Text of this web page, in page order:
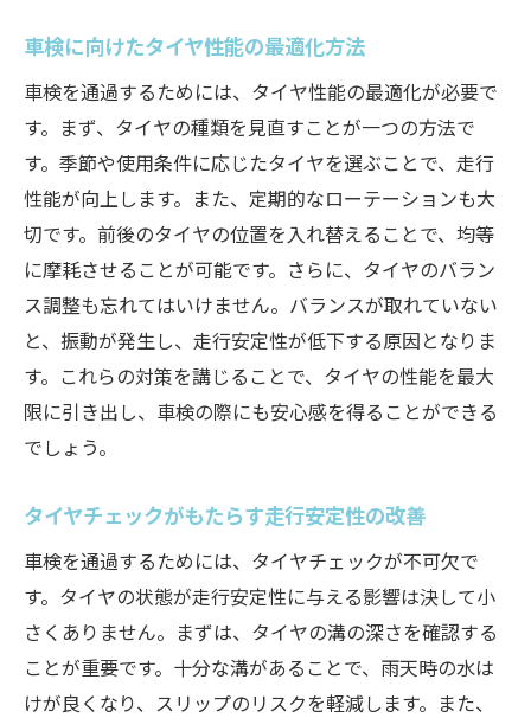
車検に向けたタイヤ性能の最適化方法
車検を通過するためには、タイヤ性能の最適化が必要で
す。まず、タイヤの種類を見直すことが一つの方法で
す。季節や使用条件に応じたタイヤを選ぶことで、走行
性能が向上します。また、定期的なローテーションも大
切です。前後のタイヤの位置を入れ替えることで、均等
に摩耗させることが可能です。さらに、タイヤのバラン
ス調整も忘れてはいけません。バランスが取れていない
と、振動が発生し、走行安定性が低下する原因となりま
す。これらの対策を講じることで、タイヤの性能を最大
限に引き出し、車検の際にも安心感を得ることができる
でしょう。
タイヤチェックがもたらす走行安定性の改善
車検を通過するためには、タイヤチェックが不可欠で
す。タイヤの状態が走行安定性に与える影響は決して小
さくありません。まずは、タイヤの溝の深さを確認する
ことが重要です。十分な溝があることで、雨天時の水は
けが良くなり、スリップのリスクを軽減します。また、